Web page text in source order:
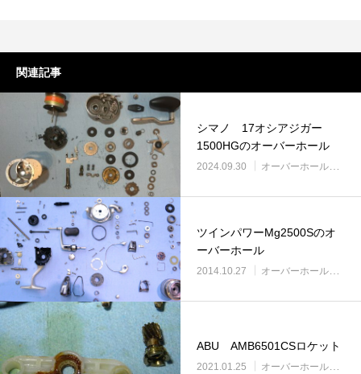
関連記事
シマノ 17オシアジガー
1500HGのオーバーホール
2024.09.30 オーバーホール実例
ツインパワーMg2500Sのオ
ーバーホール
2014.10.27 オーバーホール実例
ABU AMB6501CSロケット
2021.01.25 オーバーホール実例